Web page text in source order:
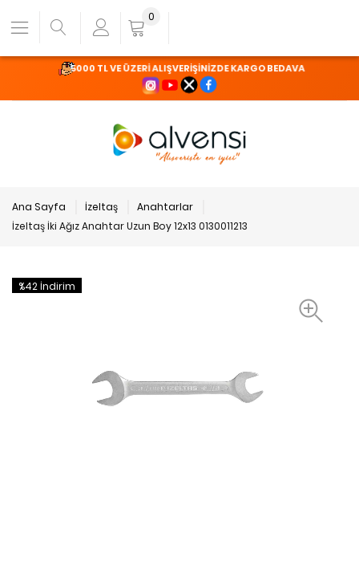
5000 TL VE ÜZERİ ALIŞVERİŞİNİZDE KARGO BEDAVA
0
Ana Sayfa İzeltaş
Anahtarlar
İzeltaş İki Ağız Anahtar Uzun Boy 12x13 0130011213
%42 İndirim